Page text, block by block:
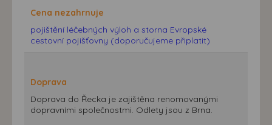
Cena nezahrnuje
pojištění léčebných výloh a storna Evropské
cestovní pojišťovny (doporučujeme připlatit)
Doprava
Doprava do Řecka je zajištěna renomovanými
dopravními společnostmi. Odlety jsou z Brna.